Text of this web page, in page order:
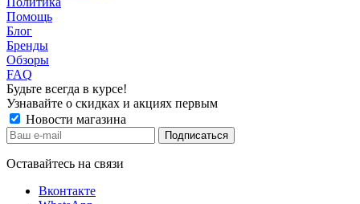
Помощь
Блог
Бренды
Обзоры
FAQ
Будьте всегда в курсе!
Узнавайте о скидках и акциях первым
Новости магазина
Оставайтесь на связи
Вконтакте